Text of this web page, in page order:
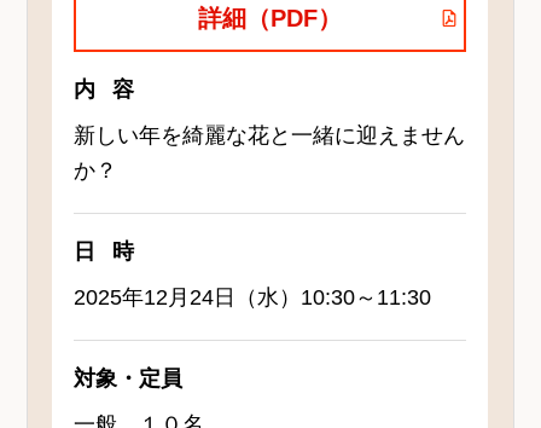
詳細（PDF）
内容
新しい年を綺麗な花と一緒に迎えません
か？
日時
2025年12月24日（水）10:30～11:30
対象・定員